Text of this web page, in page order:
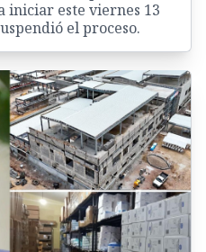
iniciar este viernes 13
el proceso.